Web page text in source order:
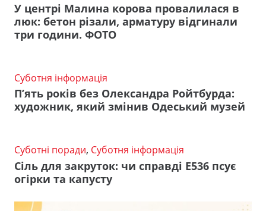
У центрі Малина корова провалилася в
люк: бетон різали, арматуру відгинали
три години. ФОТО
Суботня інформація
П’ять років без Олександра Ройтбурда:
художник, який змінив Одеський музей
Суботні поради, Суботня інформація
Сіль для закруток: чи справді Е536 псує
огірки та капусту